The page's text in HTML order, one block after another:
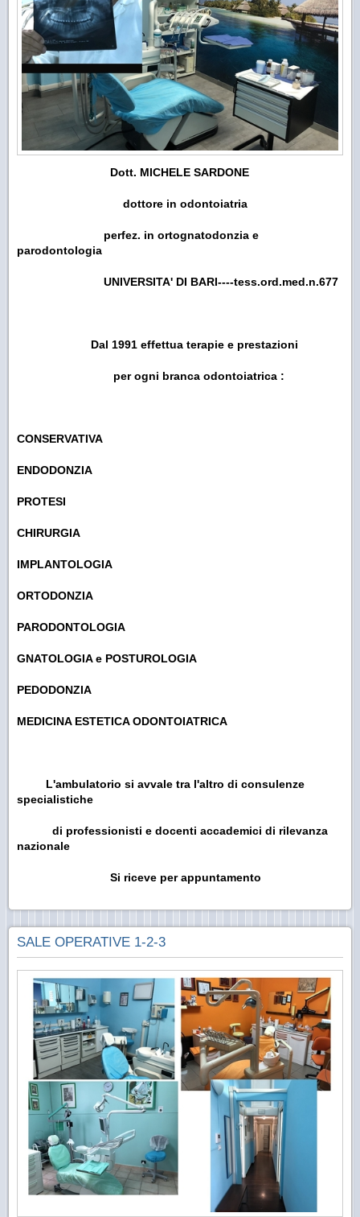
Dott. MICHELE SARDONE
dottore in odontoiatria
perfez. in ortognatodonzia e
parodontologia
UNIVERSITA' DI BARI----tess.ord.med.n.677
Dal 1991 effettua terapie e prestazioni
per ogni branca odontoiatrica :
CONSERVATIVA
ENDODONZIA
PROTESI
CHIRURGIA
IMPLANTOLOGIA
ORTODONZIA
PARODONTOLOGIA
GNATOLOGIA e POSTUROLOGIA
PEDODONZIA
MEDICINA ESTETICA ODONTOIATRICA
L'ambulatorio si avvale tra l'altro di consulenze
specialistiche
di professionisti e docenti accademici di rilevanza
nazionale
Si riceve per appuntamento
SALE OPERATIVE 1-2-3